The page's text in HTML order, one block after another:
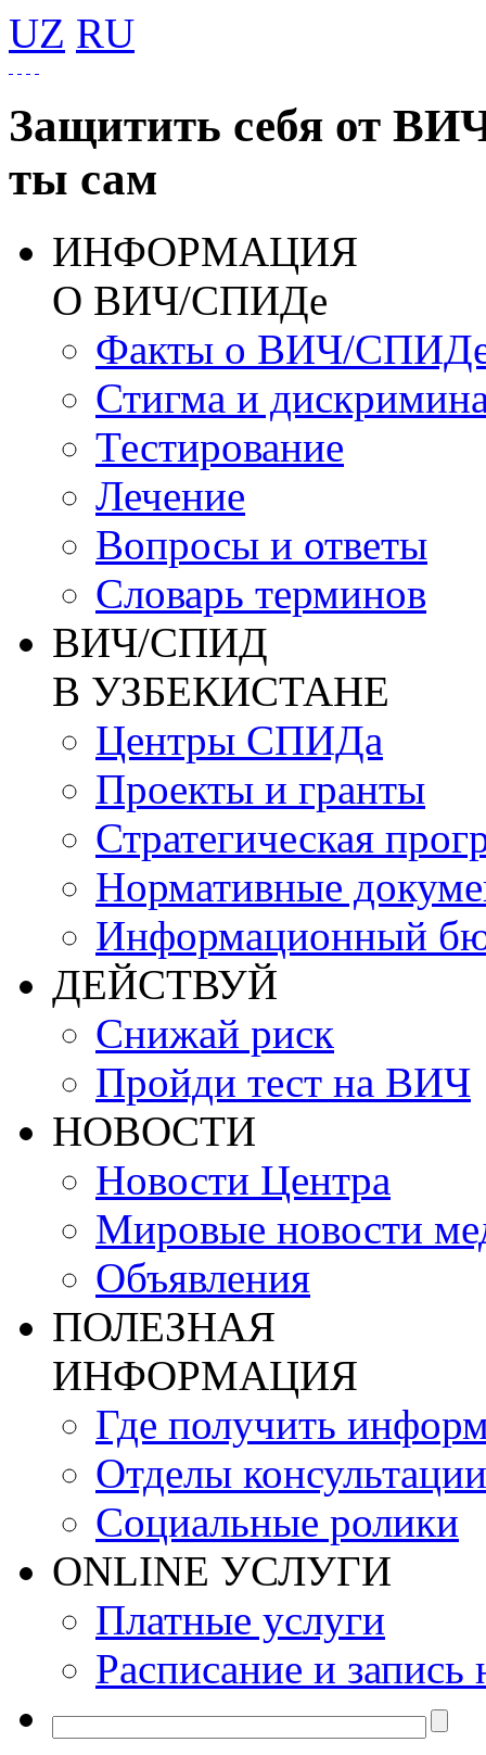
UZ RU
Защитить себя от
ты сам
ИНФОРМАЦИЯ
О ВИЧ/СПИДе
Факты о ВИЧ/
Стигма и
Тестирование
Лечение
Вопросы и ответы
Словарь терминов
ВИЧ/СПИД
В УЗБЕКИСТАНЕ
Центры СПИДа
Проекты и гранты
Стратегическая
Нормативные
Информационный
ДЕЙСТВУЙ
Снижай риск
Пройди тест на ВИЧ
НОВОСТИ
Новости Центра
Мировые новости
Объявления
ПОЛЕЗНАЯ
ИНФОРМАЦИЯ
Где получить
Отделы консультации
Социальные ролики
ONLINE УСЛУГИ
Платные услуги
Расписание и запись